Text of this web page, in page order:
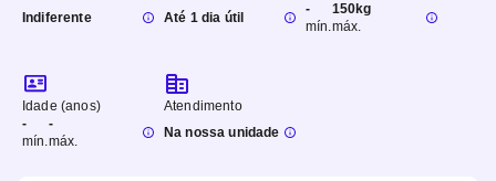
Indiferente
Até 1 dia útil
-
mín.
150kg
máx.
Idade (anos)
-
mín.
-
máx.
Atendimento
Na nossa unidade